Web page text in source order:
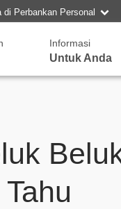
di Perbankan Personal 
Informasi
Untuk Anda